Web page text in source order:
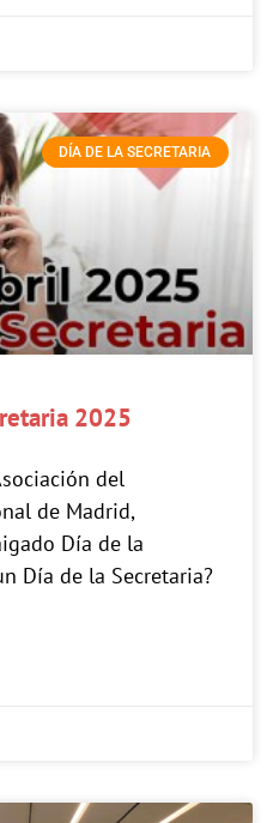
DÍA DE LA SECRETARIA
2025
del
de Madrid,
Día de la
Día de la Secretaria?